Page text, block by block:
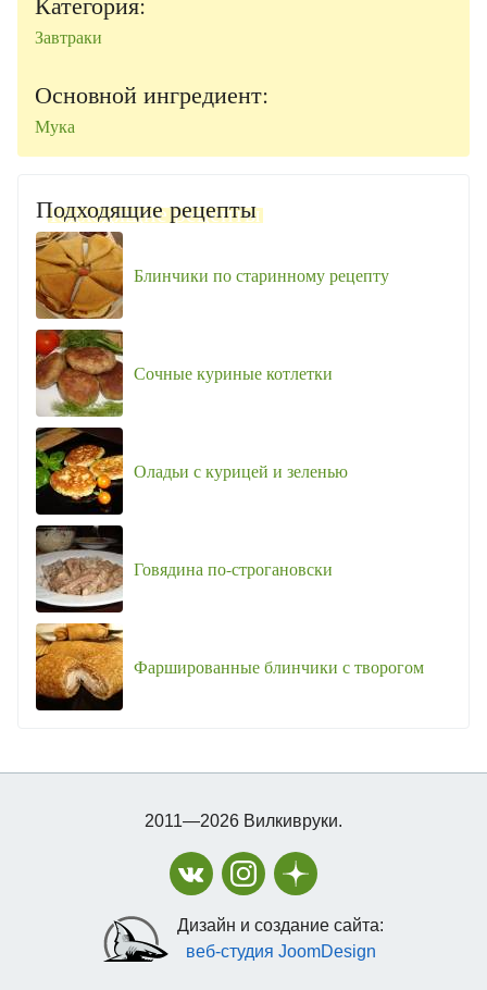
Завтраки
Основной ингредиент:
Мука
Подходящие рецепты
Блинчики по старинному рецепту
Сочные куриные котлетки
Оладьи с курицей и зеленью
Говядина по-строгановски
Фаршированные блинчики с творогом
2011—2026 Вилкивруки.
Дизайн и создание сайта:
веб-студия JoomDesign